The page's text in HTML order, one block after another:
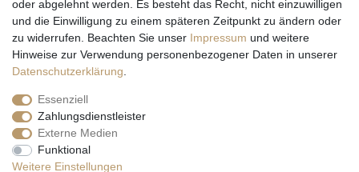
* Alle Preise inkl. gesetzl. Mehrwertsteuer zzgl. Versandkosten und ggf.
Nachnahmegebühren, wenn nicht anders beschrieben
oder abgelehnt werden. Es besteht das Recht, nicht einzuwilligen
und die Einwilligung zu einem späteren Zeitpunkt zu ändern oder
zu widerrufen. Beachten Sie unser Impressum und weitere
Hinweise zur Verwendung personenbezogener Daten in unserer
Daten­schutz­erklärung
Essenziell
Zahlungsdienstleister
Externe Medien
Funktional
Weitere Einstellungen